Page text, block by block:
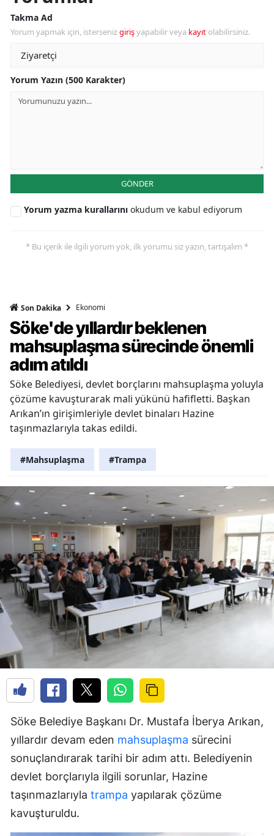
Takma Ad
Yorum yapmak için, istersenizgirişyapabilir veya kayıt olabilirsiniz.
Yorum Yazın (500 Karakter)
GÖNDER
Yorum yazma kurallarını okudum ve kabul ediyorum
* Bu içerik ile ilgili yorum yok, ilk yorumu siz yazın, tartışalım *
Son Dakika Ekonomi
Söke'de yıllardır beklenen
mahsuplaşma sürecinde önemli
adım atıldı
Söke Belediyesi, devlet borçlarını mahsuplaşma yoluyla
çözüme kavuşturarak mali yükünü hafifletti. Başkan
Arıkan’ın girişimleriyle devlet binaları Hazine
taşınmazlarıyla takas edildi.
#Mahsuplaşma #Trampa
Söke Belediye Başkanı Dr. Mustafa İberya Arıkan,
yıllardır devam eden mahsuplaşma sürecini
sonuçlandırarak tarihi bir adım attı. Belediyenin
devlet borçlarıyla ilgili sorunlar, Hazine
taşınmazlarıyla trampa yapılarak çözüme
kavuşturuldu.